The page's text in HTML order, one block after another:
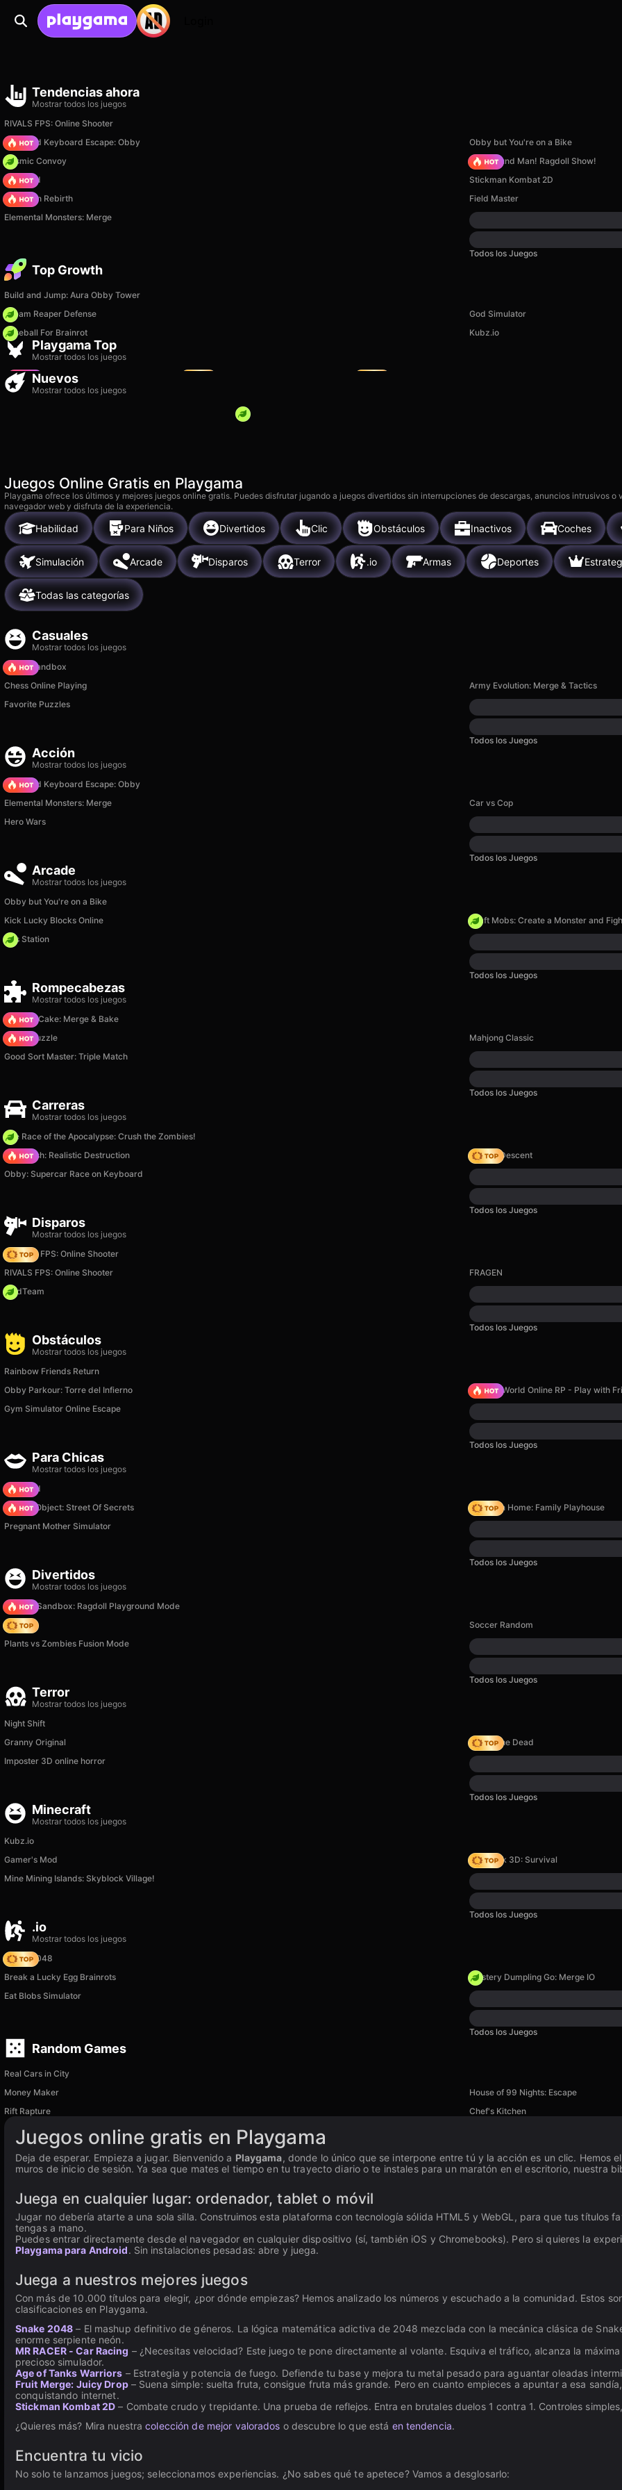
Tendencias ahora
Mostrar todos los juegos
RIVALS FPS: Online Shooter
+1 Speed Keyboard Escape: Obby
Obby but You're on a Bike
Cosmic Convoy
Playground Man! Ragdoll Show!
TB World
Stickman Kombat 2D
Stickman Rebirth
Field Master
Elemental Monsters: Merge
Todos los Juegos
Top Growth
Build and Jump: Aura Obby Tower
Dream Reaper Defense
God Simulator
Baseball For Brainrot
Kubz.io
Playgama Top
Mostrar todos los juegos
TB World
15k
Nuevos
Mostrar todos los juegos
Juegos Online Gratis en Playgama
Playgama ofrece los últimos y mejores juegos online gratis. Puedes disfrutar jugando a juegos divertidos sin interrupciones de descargas, anuncios intrusivos
navegador web y disfruta de la experiencia.
Habilidad Para Niños Divertidos Clic Obstáculos Inactivos Coches
Simulación Arcade Disparos Terror .io Armas Deportes
Todas las categorías
Casuales
Mostrar todos los juegos
Melon Sandbox
Chess Online Playing
Army Evolution: Merge & Tactics
Favorite Puzzles
Todos los Juegos
Acción
Mostrar todos los juegos
+1 Speed Keyboard Escape: Obby
Elemental Monsters: Merge
Car vs Cop
Hero Wars
Todos los Juegos
Arcade
Mostrar todos los juegos
Obby but You're on a Bike
Kick Lucky Blocks Online
Craft Mobs: Create a Monster and
Gas Station
Todos los Juegos
Rompecabezas
Mostrar todos los juegos
Piece of Cake: Merge & Bake
Arrow Puzzle
Mahjong Classic
Good Sort Master: Triple Match
Todos los Juegos
Carreras
Mostrar todos los juegos
The Race of the Apocalypse: Crush the Zombies!
Car Crush: Realistic Destruction
Deadly Descent
Obby: Supercar Race on Keyboard
Todos los Juegos
Disparos
Mostrar todos los juegos
Hazmob FPS: Online Shooter
RIVALS FPS: Online Shooter
FRAGEN
MadTeam
Todos los Juegos
Obstáculos
Mostrar todos los juegos
Rainbow Friends Return
Obby Parkour: Torre del Infierno
Sprunki World Online RP - Play with
Gym Simulator Online Escape
Todos los Juegos
Para Chicas
Mostrar todos los juegos
TB World
Hidden Object: Street Of Secrets
My Town Home: Family Playhouse
Pregnant Mother Simulator
Todos los Juegos
Divertidos
Mostrar todos los juegos
Sprunki Sandbox: Ragdoll Playground Mode
Hedgies
Soccer Random
Plants vs Zombies Fusion Mode
Todos los Juegos
Terror
Mostrar todos los juegos
Night Shift
Granny Original
Rise of the Dead
Imposter 3D online horror
Todos los Juegos
Minecraft
Mostrar todos los juegos
Kubz.io
Gamer's Mod
Skyblock 3D: Survival
Mine Mining Islands: Skyblock Village!
Todos los Juegos
.io
Mostrar todos los juegos
Snake 2048
Break a Lucky Egg Brainrots
Mystery Dumpling Go: Merge IO
Eat Blobs Simulator
Todos los Juegos
Random Games
Real Cars in City
Money Maker
House of 99 Nights: Escape
Rift Rapture
Chef's Kitchen
Juegos online gratis en Playgama
Deja de esperar. Empieza a jugar. Bienvenido a Playgama, donde lo único que se interpone entre tú y la acción es un clic. Hemos
muros de inicio de sesión. Ya sea que mates el tiempo en tu trayecto diario o te instales para un maratón en el escritorio, nuestra
Juega en cualquier lugar: ordenador, tablet o móvil
Jugar no debería atarte a una sola silla. Construimos esta plataforma con tecnología sólida HTML5 y WebGL, para que tus títulos
tengas a mano.
Puedes entrar directamente desde el navegador en cualquier dispositivo (sí, también iOS y Chromebooks). Pero si quieres la
Playgama para Android. Sin instalaciones pesadas: abre y juega.
Juega a nuestros mejores juegos
Con más de 10.000 títulos para elegir, ¿por dónde empiezas? Hemos analizado los números y escuchado a la comunidad. Estos
clasificaciones en Playgama.
Snake 2048 – El mashup definitivo de géneros. La lógica matemática adictiva de 2048 mezclada con la mecánica clásica de
enorme serpiente neón.
MR RACER - Car Racing – ¿Necesitas velocidad? Este juego te pone directamente al volante. Esquiva el tráfico, alcanza la
precioso simulador.
Age of Tanks Warriors – Estrategia y potencia de fuego. Defiende tu base y mejora tu metal pesado para aguantar oleadas
Fruit Merge: Juicy Drop– Suena simple: suelta fruta, consigue fruta más grande. Pero en cuanto empieces a apuntar a esa
conquistando internet.
Stickman Kombat 2D – Combate crudo y trepidante. Una prueba de reflejos. Entra en brutales duelos 1 contra 1. Controles
¿Quieres más? Mira nuestracolección de mejor valorados o descubre lo que está en tendencia.
Encuentra tu vicio
No solo te lanzamos juegos; seleccionamos experiencias. ¿No sabes qué te apetece? Vamos a desglosarlo: